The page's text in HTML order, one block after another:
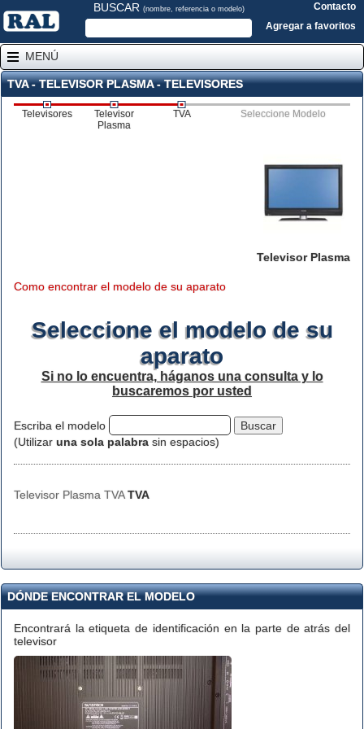
BUSCAR (nombre, referencia o modelo)
Contacto
Agregar a favoritos
MENÚ
TVA - TELEVISOR PLASMA - TELEVISORES
Televisores
Televisor
Plasma
TVA Seleccione Modelo
Televisor Plasma
Como encontrar el modelo de su aparato
Seleccione el modelo de su
aparato
Si no lo encuentra, háganos una consulta y lo
buscaremos por usted
Escriba el modelo
(Utilizar una sola palabra sin espacios)
Televisor Plasma TVATVA
DÓNDE ENCONTRAR EL MODELO
Encontrará la etiqueta de identificación en la parte de atrás del
televisor